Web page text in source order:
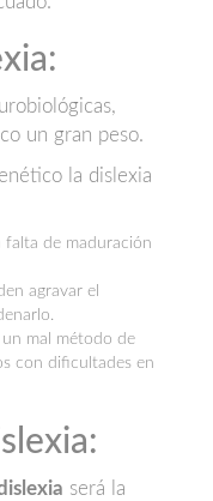
un gran peso.
la dislexia
falta de maduración
agravar el
mal método de
con dificultades en
será la